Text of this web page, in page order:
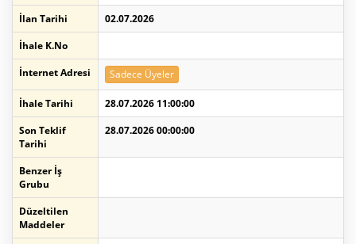
İlan Tarihi
02.07.2026
İhale K.No
İnternet Adresi
Sadece Üyeler
İhale Tarihi
28.07.2026 11:00:00
Son Teklif
Tarihi
28.07.2026 00:00:00
Benzer İş
Grubu
Düzeltilen
Maddeler